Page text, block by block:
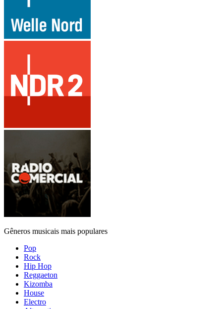
Gêneros musicais mais populares
Pop
Rock
Hip Hop
Reggaeton
Kizomba
House
Electro